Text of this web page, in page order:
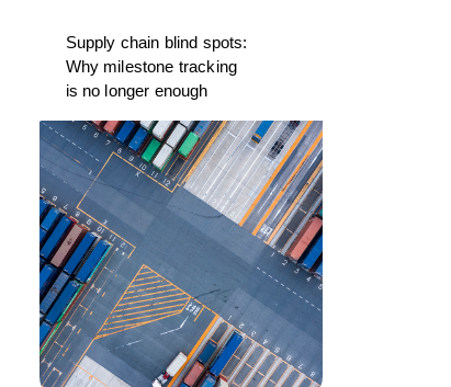
Supply chain blind spots:
Why milestone tracking
is no longer enough